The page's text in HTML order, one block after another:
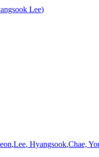
Lee)
,Lee, Hyangsook,Chae,